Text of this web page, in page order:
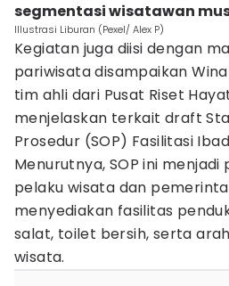
segmentasi wisatawan
Illustrasi Liburan (Pexel/ Alex P)
Kegiatan juga diisi dengan
pariwisata disampaikan
tim ahli dari Pusat Riset
menjelaskan terkait draft
Prosedur (SOP) Fasilitasi
Menurutnya, SOP ini
pelaku wisata dan
menyediakan fasilitas
salat, toilet bersih, serta
wisata.